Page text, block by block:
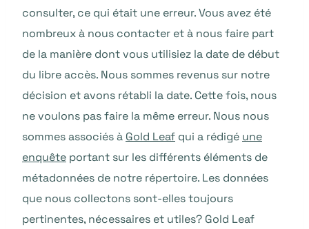
consulter, ce qui était une erreur. Vous avez été
nombreux à nous contacter et à nous faire part
de la manière dont vous utilisiez la date de début
du libre accès. Nous sommes revenus sur notre
décision et avons rétabli la date. Cette fois, nous
ne voulons pas faire la même erreur. Nous nous
sommes associés à Gold Leaf qui a rédigé une
enquête portant sur les différents éléments de
métadonnées de notre répertoire. Les données
que nous collectons sont-elles toujours
pertinentes, nécessaires et utiles? Gold Leaf